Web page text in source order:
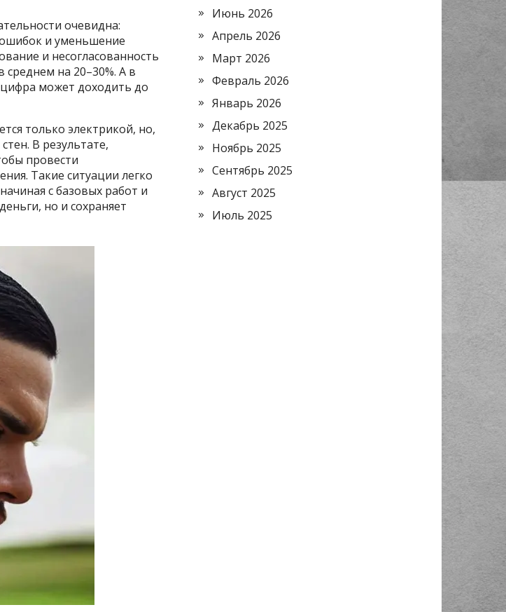
очевидна:
и уменьшение
и несогласованность
на 20–30%. А в
может доходить до
только электрикой, но,
В результате,
провести
Такие ситуации легко
с базовых работ и
но и сохраняет
Июнь 2026
Апрель 2026
Март 2026
Февраль 2026
Январь 2026
Декабрь 2025
Ноябрь 2025
Сентябрь 2025
Август 2025
Июль 2025